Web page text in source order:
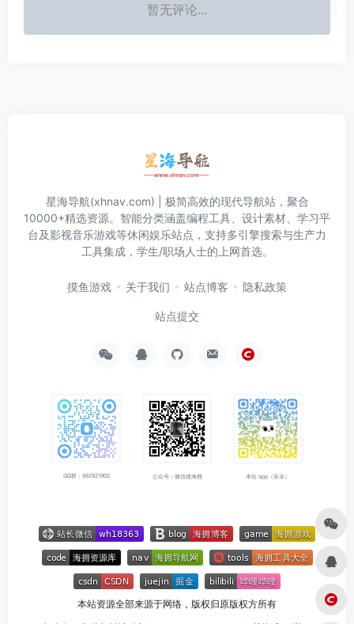
暂无评论...
星海导航(xhnav.com) | 极简高效的现代导航站，聚合
10000+精选资源。智能分类涵盖编程工具、设计素材、学习平
台及影视音乐游戏等休闲娱乐站点，支持多引擎搜索与生产力
工具集成，学生/职场人士的上网首选。
摸鱼游戏 关于我们 站点博客 隐私政策
站点提交
QQ群：682921902 公众号：微信搜海拥 本站 app（安卓）
本站资源全部来源于网络，版权归原版权方所有